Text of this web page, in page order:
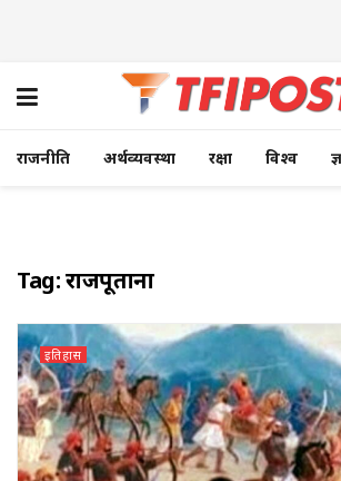
राजनीति अर्थव्यवस्था रक्षा विश्व
Tag:राजपूताना
इतिहास